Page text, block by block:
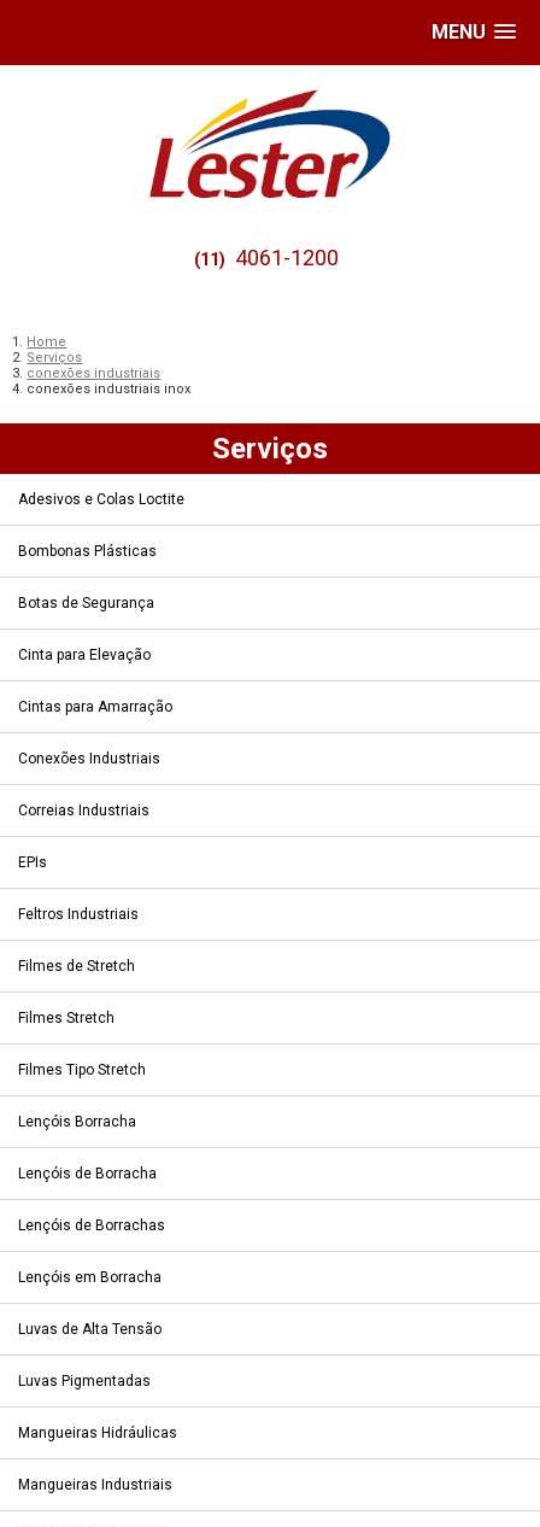
MENU
(11) 4061-1200
Home
Serviços
conexões industriais
conexões industriais inox
Serviços
Adesivos e Colas Loctite
Bombonas Plásticas
Botas de Segurança
Cinta para Elevação
Cintas para Amarração
Conexões Industriais
Correias Industriais
EPIs
Feltros Industriais
Filmes de Stretch
Filmes Stretch
Filmes Tipo Stretch
Lençóis Borracha
Lençóis de Borracha
Lençóis de Borrachas
Lençóis em Borracha
Luvas de Alta Tensão
Luvas Pigmentadas
Mangueiras Hidráulicas
Mangueiras Industriais